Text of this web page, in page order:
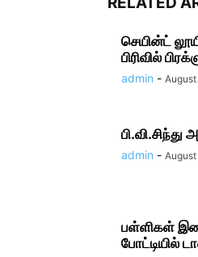
செயின்ட்
பிரிவில்
admin -
பி.வி.சிந்து
admin -
பள்ளிகள்
போட்டியில்